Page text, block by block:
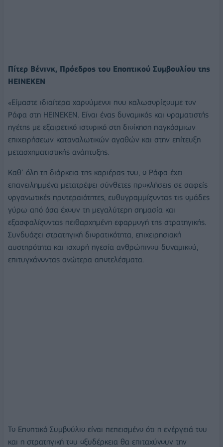
Πίτερ Βένινκ, Πρόεδρος του Εποπτικού Συμβουλίου της
HEINEKEN
«Είμαστε ιδιαίτερα χαρούμενοι που καλωσορίζουμε τον
Ράφα στη HEINEKEN. Είναι ένας δυναμικός και οραματιστής
ηγέτης με εξαιρετικό ιστορικό στη διοίκηση παγκόσμιων
επιχειρήσεων καταναλωτικών αγαθών και στην επίτευξη
μετασχηματιστικής ανάπτυξης.
Καθ’ όλη τη διάρκεια της καριέρας του, ο Ράφα έχει
επανειλημμένα μετατρέψει σύνθετες προκλήσεις σε σαφείς
οργανωτικές προτεραιότητες, ευθυγραμμίζοντας τις ομάδες
γύρω από όσα έχουν τη μεγαλύτερη σημασία και
εξασφαλίζοντας πειθαρχημένη εφαρμογή της στρατηγικής.
Συνδυάζει στρατηγική διορατικότητα, επιχειρησιακή
αυστηρότητα και ισχυρή ηγεσία ανθρώπινου δυναμικού,
επιτυγχάνοντας ανώτερα αποτελέσματα.
Το Εποπτικό Συμβούλιο είναι πεπεισμένο ότι η ενέργειά του
και η στρατηγική του οξυδέρκεια θα επιταχύνουν την